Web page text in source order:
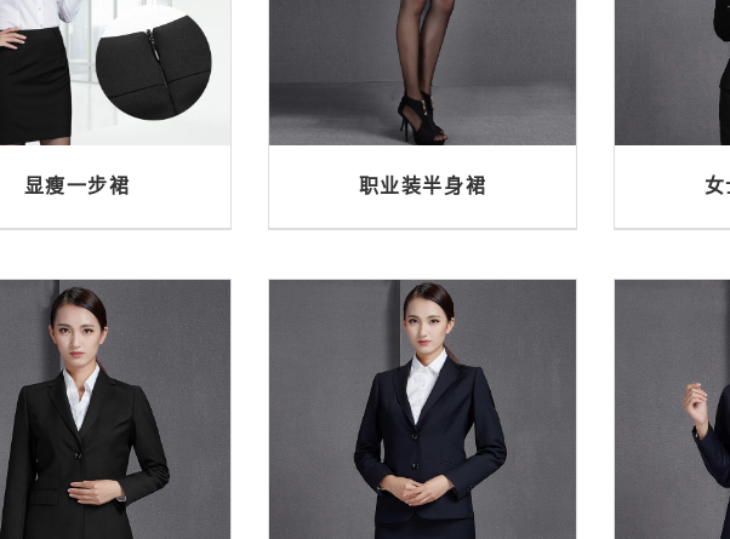
显瘦一步裙 职业装半身裙